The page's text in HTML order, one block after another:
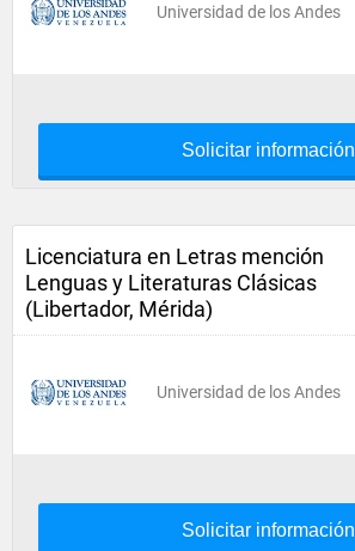
Universidad de los Andes
Solicitar información
Licenciatura en Letras mención
Lenguas y Literaturas Clásicas
(Libertador, Mérida)
Universidad de los Andes
Solicitar información